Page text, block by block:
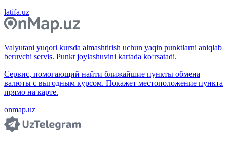
latifa.uz
Valyutani yuqori kursda almashtirish uchun yaqin punktlarni aniqlab
beruvchi servis. Punkt joylashuvini kartada ko‘rsatadi.
Сервис, помогающий найти ближайшие пункты обмена
валюты с выгодным курсом. Покажет местоположение пункта
прямо на карте.
onmap.uz